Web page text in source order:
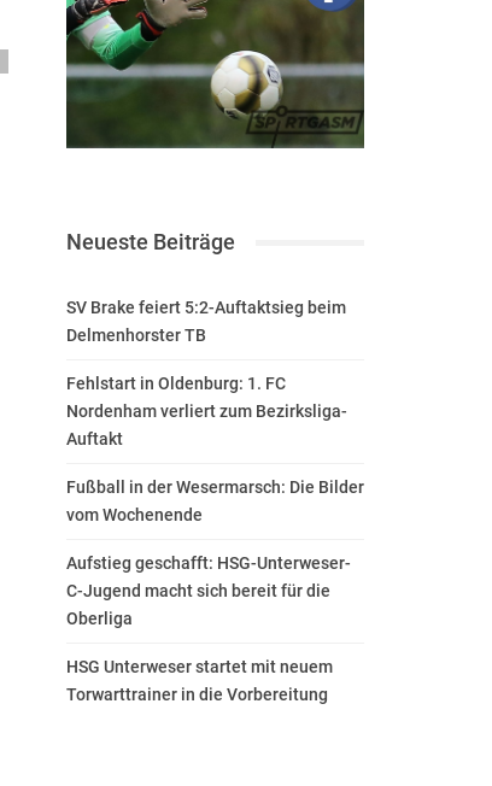
Neueste Beiträge
SV Brake feiert 5:2-Auftaktsieg beim
Delmenhorster TB
Fehlstart in Oldenburg: 1. FC
Nordenham verliert zum Bezirksliga-
Auftakt
Fußball in der Wesermarsch: Die Bilder
vom Wochenende
Aufstieg geschafft: HSG-Unterweser-
C-Jugend macht sich bereit für die
Oberliga
HSG Unterweser startet mit neuem
Torwarttrainer in die Vorbereitung